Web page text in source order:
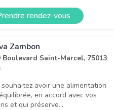
rendez-vous
Zambon
Boulevard Saint-Marcel, 75013
avoir une alimentation
en accord avec vos
et qui préserve...